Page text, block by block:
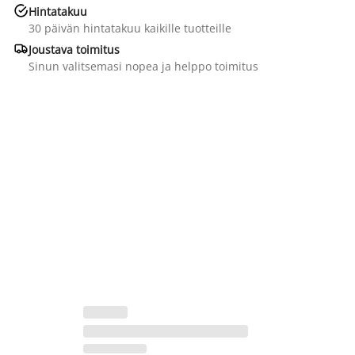
Hintatakuu
30 päivän hintatakuu kaikille tuotteille
Joustava toimitus
Sinun valitsemasi nopea ja helppo toimitus